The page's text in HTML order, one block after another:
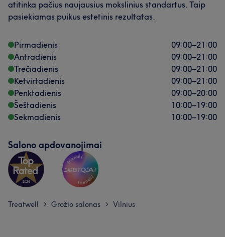
atitinka pačius naujausius mokslinius standartus. Taip
pasiekiamas puikus estetinis rezultatas.
Pirmadienis 09:00–21:00
Antradienis
09:00–21:00
Trečiadienis
09:00–21:00
Ketvirtadienis
09:00–21:00
Penktadienis
09:00–20:00
Šeštadienis
10:00–19:00
Sekmadienis
10:00–19:00
Salono apdovanojimai
Treatwell > Grožio salonas > Vilnius